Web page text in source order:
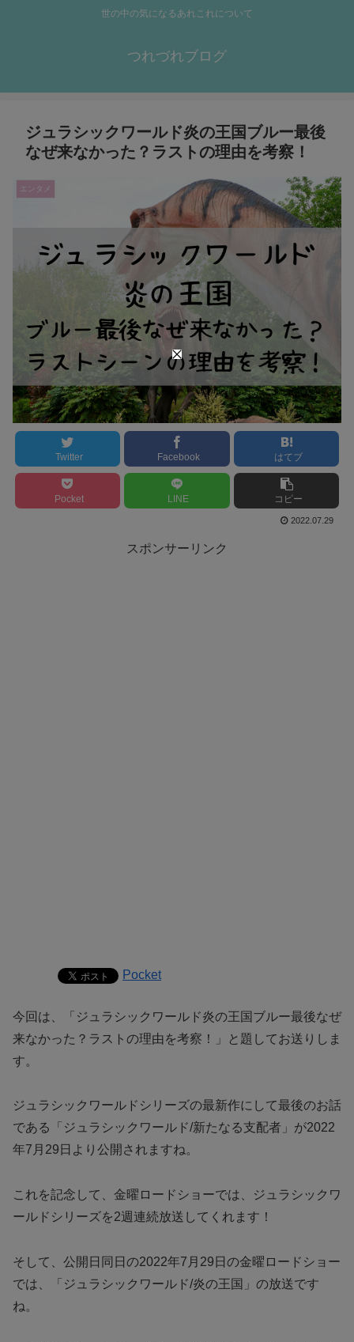
世の中の気になるあれこれについて
つれづれブログ
ジュラシックワールド炎の王国ブルー最後
なぜ来なかった？ラストの理由を考察！
エンタメ
Twitter Facebook はてブ
Pocket LINE コピー
2022.07.29
スポンサーリンク
Pocket
今回は、「ジュラシックワールド炎の王国ブルー最後なぜ
来なかった？ラストの理由を考察！」と題してお送りしま
す。
ジュラシックワールドシリーズの最新作にして最後のお話
である「ジュラシックワールド/新たなる支配者」が2022
年7月29日より公開されますね。
これを記念して、金曜ロードショーでは、ジュラシックワ
ールドシリーズを2週連続放送してくれます！
そして、公開日同日の2022年7月29日の金曜ロードショー
では、「ジュラシックワールド/炎の王国」の放送です
ね。